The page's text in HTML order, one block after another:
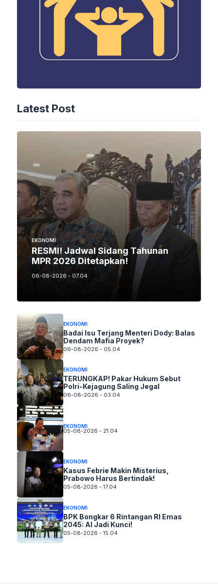
Latest Post
EKONOMI
RESMI! Jadwal Sidang Tahunan
MPR 2026 Ditetapkan!
06-08-2026 - 07.04
EKONOMI
Badai Isu Terjang Menteri Dody: Balas
Dendam Mafia Proyek?
06-08-2026 - 05.04
EKONOMI
TERUNGKAP! Pakar Hukum Sebut
Polri-Kejagung Saling Jegal
06-08-2026 - 03.04
EKONOMI
05-08-2026 - 21.04
EKONOMI
Kasus Febrie Makin Misterius,
Prabowo Harus Bertindak!
05-08-2026 - 17.04
EKONOMI
BPK Bongkar 6 Rintangan RI Emas
2045: AI Jadi Kunci!
05-08-2026 - 15.04